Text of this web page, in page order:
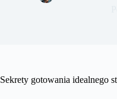
Sekrety gotowania idealnego